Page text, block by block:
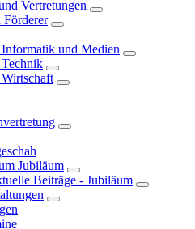
Vertretungen
Förderer
und Medien
Jubiläum
Beiträge - Jubiläum